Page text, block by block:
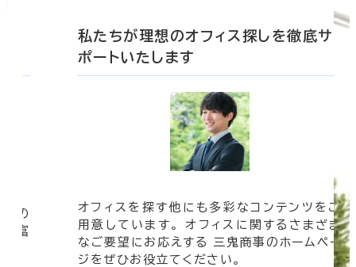
の
豊富
私たちが理想のオフィス探しを徹底サ
ポートいたします
オフィスを探す他にも多彩なコンテンツをご
用意しています。 オフィスに関するさまざま
なご要望にお応えする 三鬼商事のホームペー
ジをぜひお役立てください。